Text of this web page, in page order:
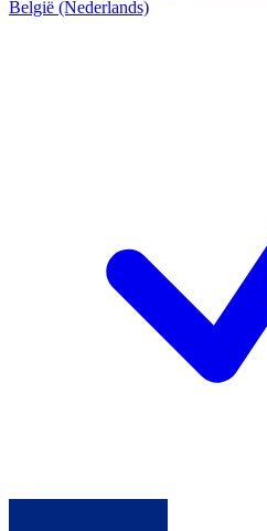
België (Nederlands)